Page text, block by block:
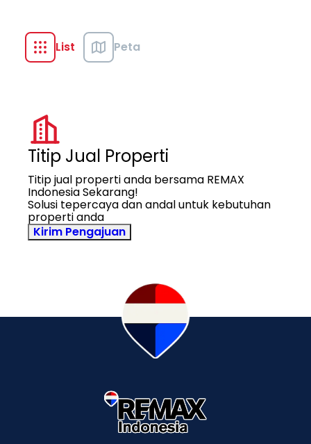
List Peta
Titip Jual Properti
Titip jual properti anda bersama REMAX
Indonesia Sekarang!
Solusi tepercaya dan andal untuk kebutuhan
properti anda
Kirim Pengajuan